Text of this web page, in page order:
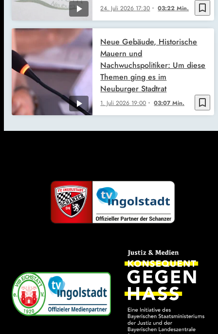
bookmark_border
24. Juli 2026 17:30 03:22 Min.
bookmark_border
1. Juli 2026 19:00 03:07 Min.
Neue Gebäude, Historische
Mauern und
Nachwuchspolitiker: Um diese
Themen ging es im
Neuburger Stadtrat